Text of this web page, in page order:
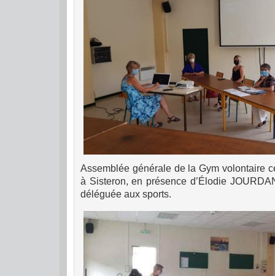
Assemblée générale de la Gym volontaire
à Sisteron, en présence d’Élodie
déléguée aux sports.